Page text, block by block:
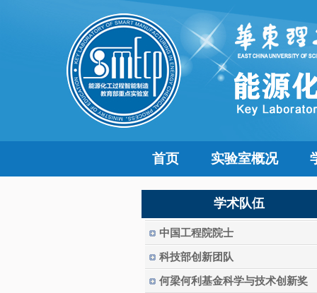
首页 实验室概况
学术队伍
中国工程院院士
科技部创新团队
何梁何利基金科学与技术创新奖